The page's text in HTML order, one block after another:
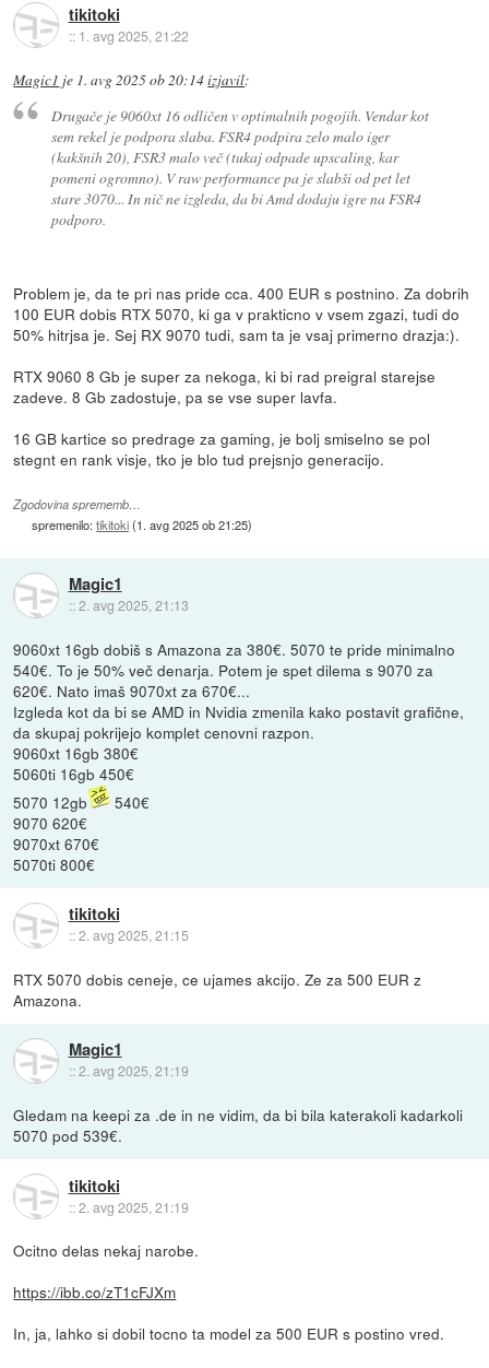
tikitoki
:: 1. avg 2025, 21:22
Magic1 je 1. avg 2025 ob 20:14izjavil:
Drugače je 9060xt 16 odličen v optimalnih pogojih. Vendar kot
sem rekel je podpora slaba. FSR4 podpira zelo malo iger
(kakšnih 20), FSR3 malo več (tukaj odpade upscaling, kar
pomeni ogromno). V raw performance pa je slabši od pet let
stare 3070... In nič ne izgleda, da bi Amd dodaju igre na FSR4
podporo.
Problem je, da te pri nas pride cca. 400 EUR s postnino. Za dobrih
100 EUR dobis RTX 5070, ki ga v prakticno v vsem zgazi, tudi do
50% hitrjsa je. Sej RX 9070 tudi, sam ta je vsaj primerno drazja:).
RTX 9060 8 Gb je super za nekoga, ki bi rad preigral starejse
zadeve. 8 Gb zadostuje, pa se vse super lavfa.
16 GB kartice so predrage za gaming, je bolj smiselno se pol
stegnt en rank visje, tko je blo tud prejsnjo generacijo.
Zgodovina sprememb…
spremenilo:tikitoki(1. avg 2025 ob 21:25)
Magic1
::2. avg 2025, 21:13
9060xt 16gb dobiš s Amazona za 380€. 5070 te pride minimalno
540€. To je 50% več denarja. Potem je spet dilema s 9070 za
620€. Nato imaš 9070xt za 670€...
Izgleda kot da bi se AMD in Nvidia zmenila kako postavit grafične,
da skupaj pokrijejo komplet cenovni razpon.
9060xt 16gb 380€
5060ti 16gb 450€
5070 12gb
540€
9070 620€
9070xt 670€
5070ti 800€
tikitoki
::2. avg 2025, 21:15
RTX 5070 dobis ceneje, ce ujames akcijo. Ze za 500 EUR z
Amazona.
Magic1
::2. avg 2025, 21:19
Gledam na keepi za .de in ne vidim, da bi bila katerakoli kadarkoli
5070 pod 539€.
tikitoki
::2. avg 2025, 21:19
Ocitno delas nekaj narobe.
https://ibb.co/zT1cFJXm
In, ja, lahko si dobil tocno ta model za 500 EUR s postino vred.